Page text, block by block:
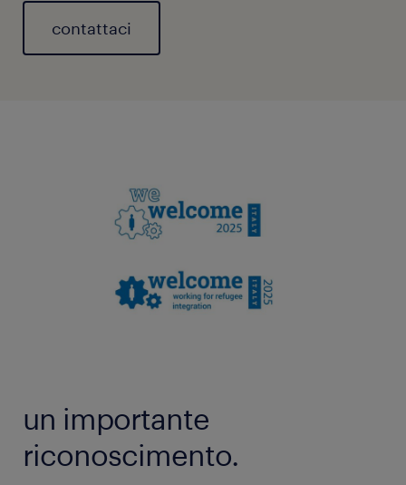
contattaci
un importante
riconoscimento.